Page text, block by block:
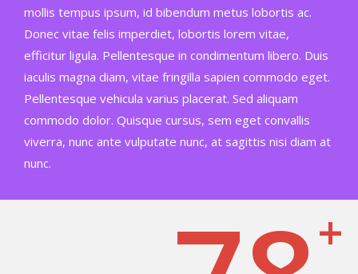
mollis tempus ipsum, id bibendum metus lobortis ac.
Donec vitae felis imperdiet, lobortis lorem vitae,
efficitur ligula. Pellentesque in condimentum libero. Duis
iaculis magna diam, vitae fringilla sapien commodo eget.
Pellentesque vehicula varius placerat. Sed aliquam
commodo dolor. Quisque cursus, sem eget convallis
viverra, nunc ante vulputate nunc, at sagittis nisi diam at
nunc.
+